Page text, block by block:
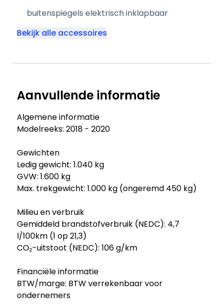
buitenspiegels elektrisch inklapbaar
Bekijk alle accessoires
Aanvullende informatie
Algemene informatie
Modelreeks: 2018 - 2020
Gewichten
Ledig gewicht: 1.040 kg
GVW: 1.600 kg
Max. trekgewicht: 1.000 kg (ongeremd 450 kg)
Milieu en verbruik
Gemiddeld brandstofverbruik (NEDC): 4,7
l/100km (1 op 21,3)
CO₂-uitstoot (NEDC): 106 g/km
Financiële informatie
BTW/marge: BTW verrekenbaar voor
ondernemers